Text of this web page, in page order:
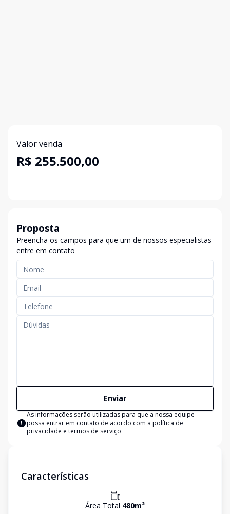
Valor venda
R$ 255.500,00
Proposta
Preencha os campos para que um de nossos especialistas
entre em contato
Enviar
As informações serão utilizadas para que a nossa equipe
possa entrar em contato de acordo com a política de
privacidade e termos de serviço
Características
Área Total 480m²